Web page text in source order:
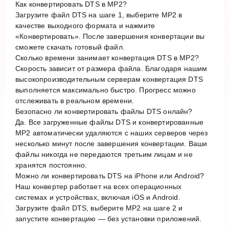
Как конвертировать DTS в MP2?
Загрузите файл DTS на шаге 1, выберите MP2 в
качестве выходного формата и нажмите
«Конвертировать». После завершения конвертации вы
сможете скачать готовый файл.
Сколько времени занимает конвертация DTS в MP2?
Скорость зависит от размера файла. Благодаря нашим
высокопроизводительным серверам конвертация DTS
выполняется максимально быстро. Прогресс можно
отслеживать в реальном времени.
Безопасно ли конвертировать файлы DTS онлайн?
Да. Все загруженные файлы DTS и конвертированные
MP2 автоматически удаляются с наших серверов через
несколько минут после завершения конвертации. Ваши
файлы никогда не передаются третьим лицам и не
хранятся постоянно.
Можно ли конвертировать DTS на iPhone или Android?
Наш конвертер работает на всех операционных
системах и устройствах, включая iOS и Android.
Загрузите файл DTS, выберите MP2 на шаге 2 и
запустите конвертацию — без установки приложений.